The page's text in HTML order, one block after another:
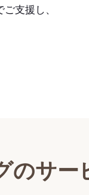
支援し、
のサー